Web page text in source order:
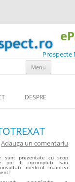
Prospecte
Menu
DESPRE
Adauga un comentariu
sunt prezentate cu scop
pot fi incomplete sau
medicul inaintea